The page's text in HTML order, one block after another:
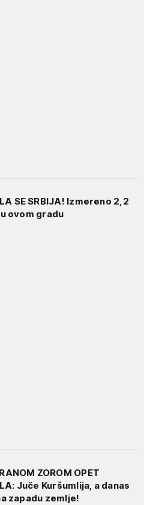
SE SRBIJA! Izmereno 2,2
ovom gradu
ZOROM OPET
Juče Kuršumlija, a danas
zapadu zemlje!